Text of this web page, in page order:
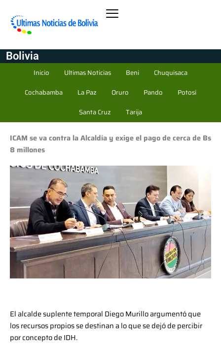
Bolivia
Inicio Ultimas Noticias Beni
Chuquisaca
Cochabamba
La Paz Oruro Pando
Potosí
Santa Cruz
Tarija
ICAM se va contra la Alcaldía y exige el pago de cerca de Bs
8 millones
El alcalde suplente temporal Diego Murillo argumentó que
los recursos propios se destinan a lo que se dejó de percibir
por concepto de IDH.